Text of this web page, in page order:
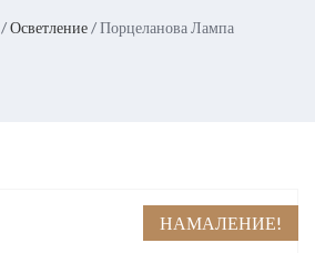
/Осветление/ Порцеланова Лампа
НАМАЛЕНИЕ!